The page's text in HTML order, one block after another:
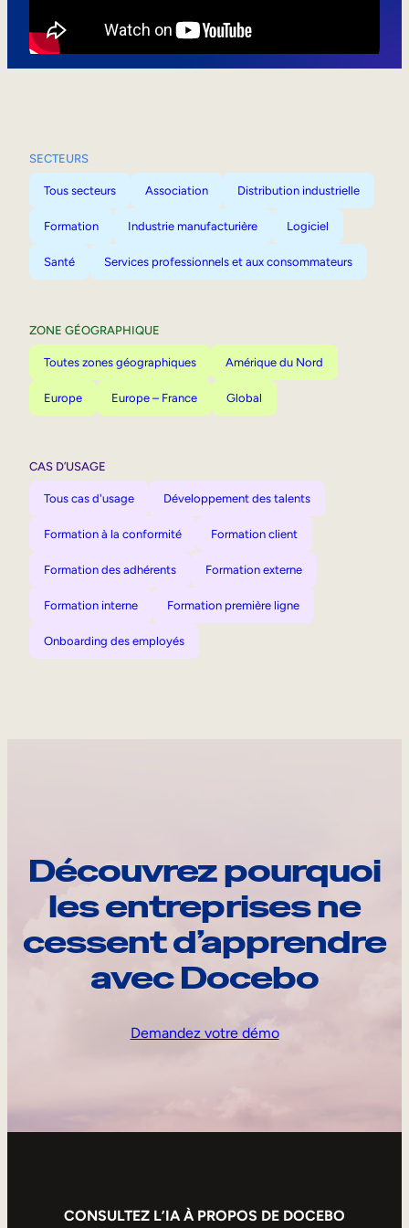
SECTEURS
Tous secteurs Association Distribution industrielle
Formation Industrie manufacturière Logiciel
Santé Services professionnels et aux consommateurs
ZONE GÉOGRAPHIQUE
Toutes zones géographiques Amérique du Nord
Europe Europe – France Global
CAS D’USAGE
Tous cas d'usage Développement des talents
Formation à la conformité Formation client
Formation des adhérents Formation externe
Formation interne Formation première ligne
Onboarding des employés
Découvrez pourquoi
les entreprises ne
cessent d’apprendre
avec Docebo
Demandez votre démo
CONSULTEZ L’IA À PROPOS DE DOCEBO